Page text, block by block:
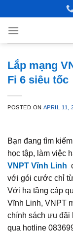
to
content
Lắp mạng
Fi 6 siêu tốc
POSTED ON APRIL 11,
Bạn đang tìm
học tập, làm việc
VNPT Vĩnh Linh
với gói cước chỉ
Với hạ tầng cáp
Vĩnh Linh, VNPT
chính sách ưu đãi
qua hotline